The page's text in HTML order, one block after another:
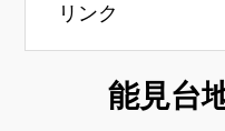
リンク
能見台